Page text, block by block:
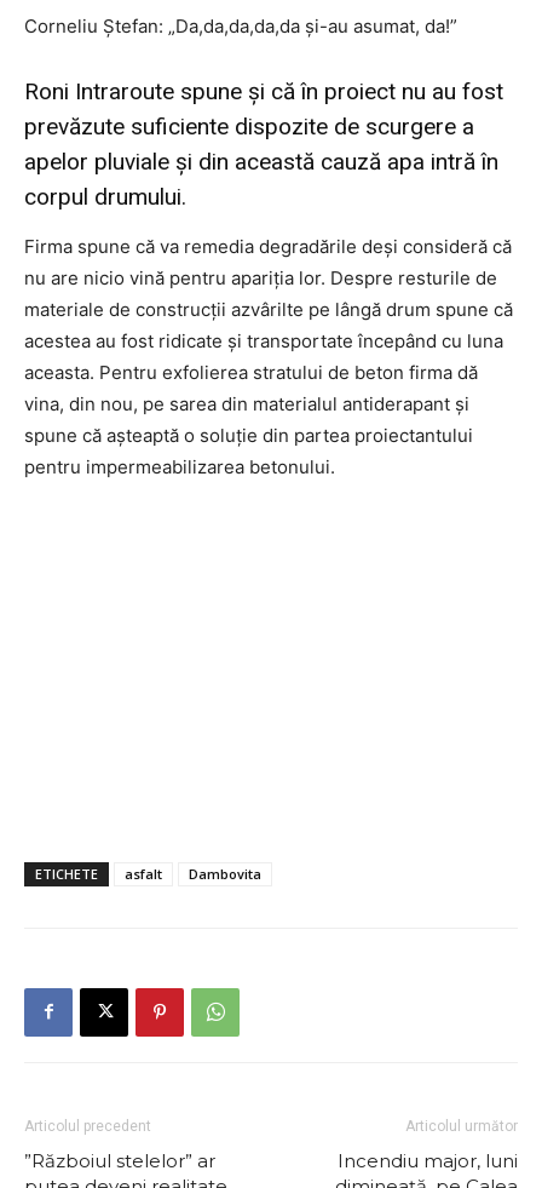
Corneliu Ştefan: „Da,da,da,da,da şi-au asumat, da!”
Roni Intraroute spune şi că în proiect nu au fost
prevăzute suficiente dispozite de scurgere a
apelor pluviale şi din această cauză apa intră în
corpul drumului.
Firma spune că va remedia degradările deşi consideră că
nu are nicio vină pentru apariţia lor. Despre resturile de
materiale de construcţii azvârilte pe lângă drum spune că
acestea au fost ridicate şi transportate începând cu luna
aceasta. Pentru exfolierea stratului de beton firma dă
vina, din nou, pe sarea din materialul antiderapant şi
spune că aşteaptă o soluţie din partea proiectantului
pentru impermeabilizarea betonului.
ETICHETE asfalt Dambovita
Articolul precedent
”Războiul stelelor” ar
Articolul următor
Incendiu major, luni